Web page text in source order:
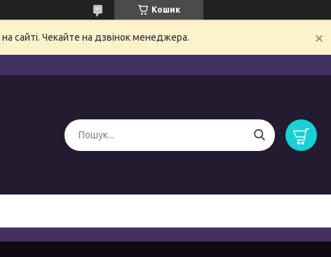
Кошик
сайті. Чекайте на дзвінок менеджера.